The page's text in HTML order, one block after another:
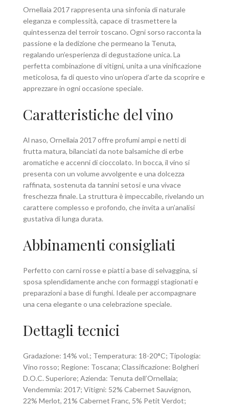
Ornellaia 2017 rappresenta una sinfonia di naturale
eleganza e complessità, capace di trasmettere la
quintessenza del terroir toscano. Ogni sorso racconta la
passione e la dedizione che permeano la Tenuta,
regalando un’esperienza di degustazione unica. La
perfetta combinazione di vitigni, unita a una vinificazione
meticolosa, fa di questo vino un’opera d’arte da scoprire e
apprezzare in ogni occasione speciale.
Caratteristiche del vino
Al naso, Ornellaia 2017 offre profumi ampi e netti di
frutta matura, bilanciati da note balsamiche di erbe
aromatiche e accenni di cioccolato. In bocca, il vino si
presenta con un volume avvolgente e una dolcezza
raffinata, sostenuta da tannini setosi e una vivace
freschezza finale. La struttura è impeccabile, rivelando un
carattere complesso e profondo, che invita a un’analisi
gustativa di lunga durata.
Abbinamenti consigliati
Perfetto con carni rosse e piatti a base di selvaggina, si
sposa splendidamente anche con formaggi stagionati e
preparazioni a base di funghi. Ideale per accompagnare
una cena elegante o una celebrazione speciale.
Dettagli tecnici
Gradazione: 14% vol.; Temperatura: 18-20°C; Tipologia:
Vino rosso; Regione: Toscana; Classificazione: Bolgheri
D.O.C. Superiore; Azienda: Tenuta dell’Ornellaia;
Vendemmia: 2017; Vitigni: 52% Cabernet Sauvignon,
22% Merlot, 21% Cabernet Franc, 5% Petit Verdot;